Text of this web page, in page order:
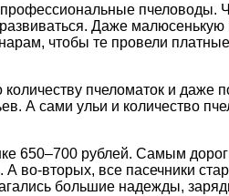
пчеловоды.
Даже
чтобы те провели
пчеломаток и даже
А сами ульи и количество
650–700 рублей. Самым
во-вторых, все пасечники
большие надежды,